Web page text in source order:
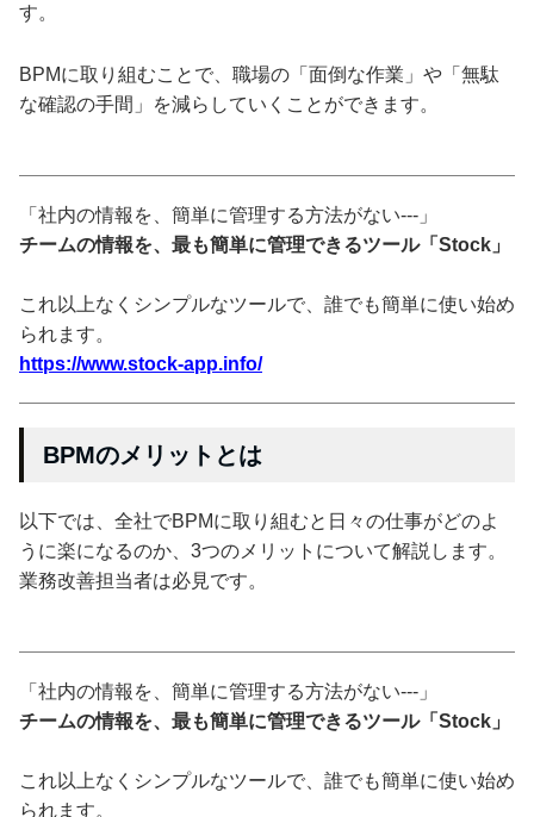
す。
BPMに取り組むことで、職場の「面倒な作業」や「無駄
な確認の手間」を減らしていくことができます。
「社内の情報を、簡単に管理する方法がない---」
チームの情報を、最も簡単に管理できるツール「Stock」
これ以上なくシンプルなツールで、誰でも簡単に使い始め
られます。
https://www.stock-app.info/
BPMのメリットとは
以下では、全社でBPMに取り組むと日々の仕事がどのよ
うに楽になるのか、3つのメリットについて解説します。
業務改善担当者は必見です。
「社内の情報を、簡単に管理する方法がない---」
チームの情報を、最も簡単に管理できるツール「Stock」
これ以上なくシンプルなツールで、誰でも簡単に使い始め
られます。